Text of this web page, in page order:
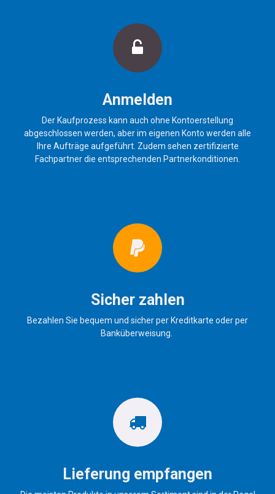
Anmelden
Der Kaufprozess kann auch ohne Kontoerstellung
abgeschlossen werden, aber im eigenen Konto werden alle
Ihre Aufträge aufgeführt. Zudem sehen zertifizierte
Fachpartner die entsprechenden Partnerkonditionen.
Sicher zahlen
Bezahlen Sie bequem und sicher per Kreditkarte oder per
Banküberweisung.
Lieferung empfangen